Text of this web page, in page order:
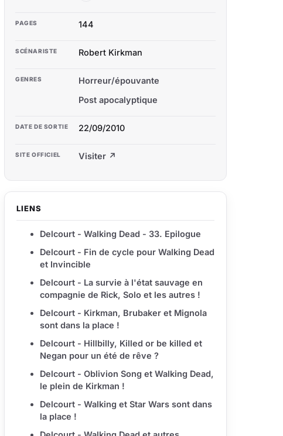
PAGES 144
SCÉNARISTE Robert Kirkman
GENRES
Horreur/épouvante
Post apocalyptique
DATE DE SORTIE 22/09/2010
SITE OFFICIEL Visiter ↗
LIENS
Delcourt - Walking Dead - 33. Epilogue
Delcourt - Fin de cycle pour Walking Dead
et Invincible
Delcourt - La survie à l'état sauvage en
compagnie de Rick, Solo et les autres !
Delcourt - Kirkman, Brubaker et Mignola
sont dans la place !
Delcourt - Hillbilly, Killed or be killed et
Negan pour un été de rêve ?
Delcourt - Oblivion Song et Walking Dead,
le plein de Kirkman !
Delcourt - Walking et Star Wars sont dans
la place !